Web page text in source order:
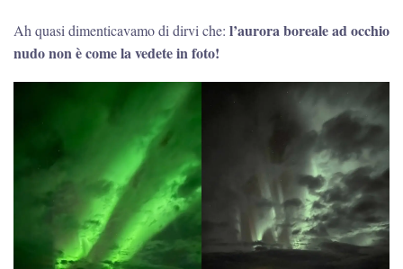
Ah quasi dimenticavamo di dirvi che: l’aurora boreale ad occhio
nudo non è come la vedete in foto!